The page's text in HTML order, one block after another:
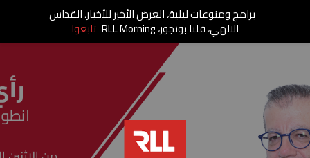
برامج ومنوعات ليلية، العرض الأخير للأخبار، القداس
الالهي، قلنا بونجور، RLL Morning تابعوا